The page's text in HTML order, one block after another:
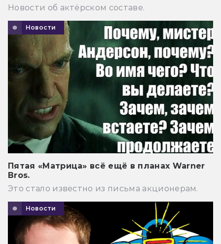
Новости об актёрском составе.
Новости
Пятая «Матрица» всё ещё в планах Warner
Bros.
Это стало известно из письма акционерам.
Новости